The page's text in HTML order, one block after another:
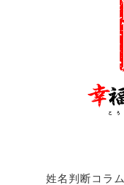
姓名判断コラム